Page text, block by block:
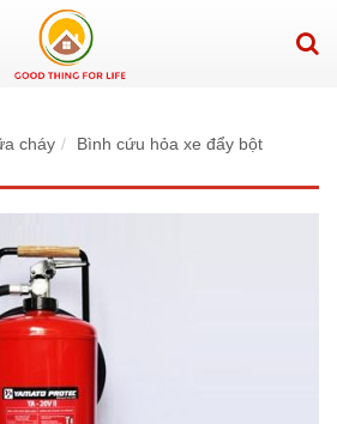
cháy
Bình cứu hỏa xe đẩy bột